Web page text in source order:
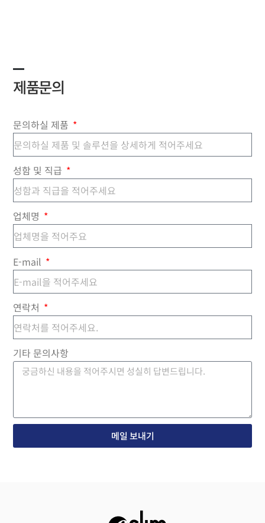
제품문의
문의하실 제품
성함 및 직급
업체명
E-mail
연락처
기타 문의사항
메일 보내기